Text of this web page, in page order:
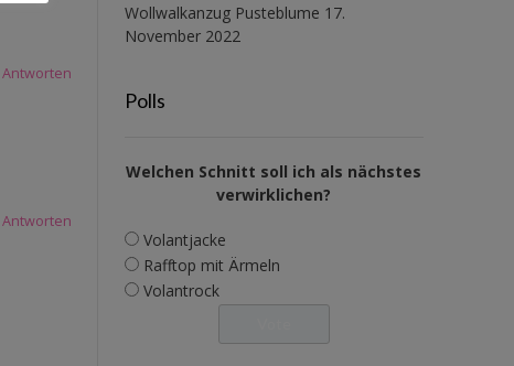
Antworten
Antworten
Wollwalkanzug Pusteblume 17.
November 2022
Polls
Welchen Schnitt soll ich als nächstes
verwirklichen?
Volantjacke
Rafftop mit Ärmeln
Volantrock